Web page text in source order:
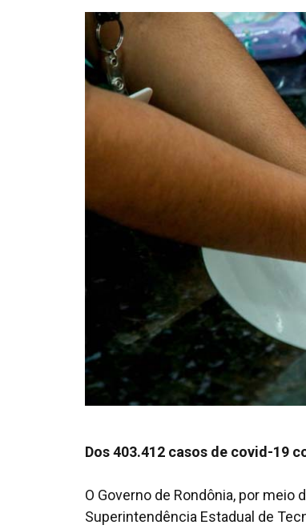
Dos 403.412 casos de covid-19
O Governo de Rondônia, por meio
Superintendência Estadual de